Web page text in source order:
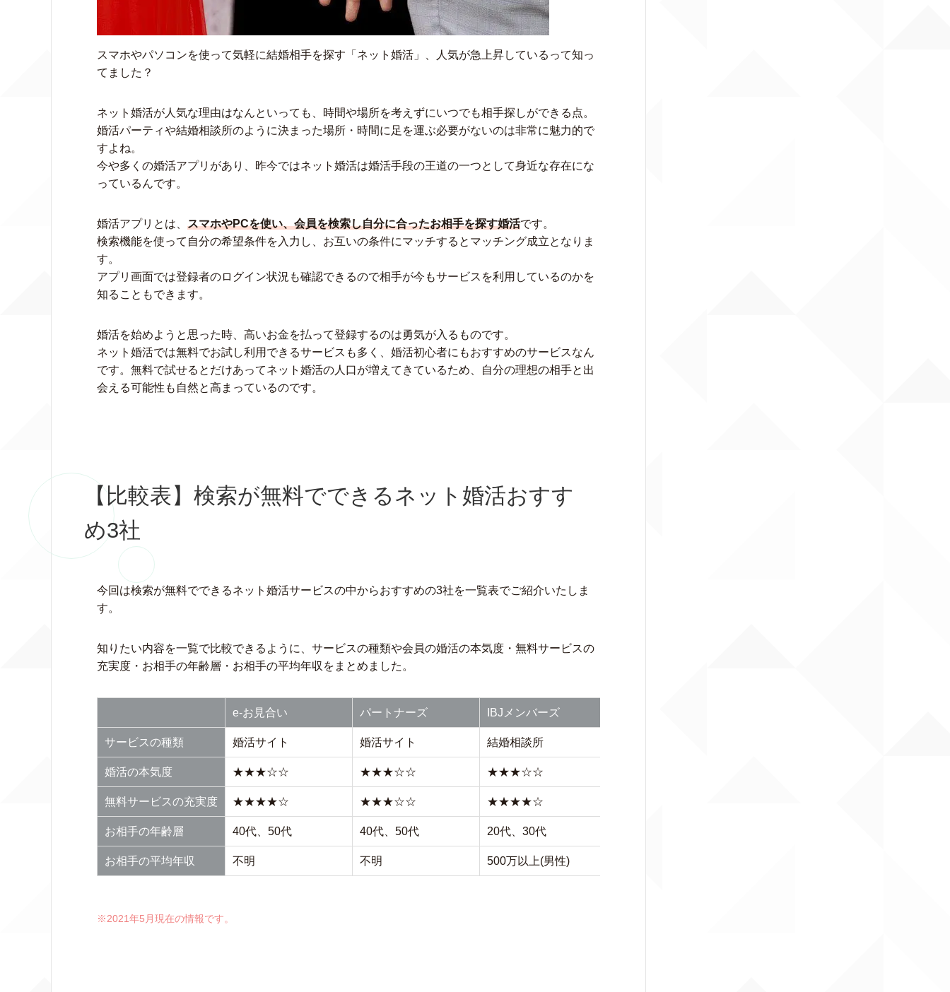
スマホやパソコンを使って気軽に結婚相手を探す「ネット婚活」、人気が急上昇しているって知っ
てました？
ネット婚活が人気な理由はなんといっても、時間や場所を考えずにいつでも相手探しができる点。
婚活パーティや結婚相談所のように決まった場所・時間に足を運ぶ必要がないのは非常に魅力的で
すよね。
今や多くの婚活アプリがあり、昨今ではネット婚活は婚活手段の王道の一つとして身近な存在にな
っているんです。
婚活アプリとは、 スマホやPCを使い、会員を検索し自分に合ったお相手を探す婚活です。
検索機能を使って自分の希望条件を入力し、お互いの条件にマッチするとマッチング成立となりま
す。
アプリ画面では登録者のログイン状況も確認できるので相手が今もサービスを利用しているのかを
知ることもできます。
婚活を始めようと思った時、高いお金を払って登録するのは勇気が入るものです。
ネット婚活では無料でお試し利用できるサービスも多く、婚活初心者にもおすすめのサービスなん
です。無料で試せるとだけあってネット婚活の人口が増えてきているため、自分の理想の相手と出
会える可能性も自然と高まっているのです。
【比較表】検索が無料でできるネット婚活おすす
め3社
今回は検索が無料でできるネット婚活サービスの中からおすすめの3社を一覧表でご紹介いたしま
す。
知りたい内容を一覧で比較できるように、サービスの種類や会員の婚活の本気度・無料サービスの
充実度・お相手の年齢層・お相手の平均年収をまとめました。
e-お見合い パートナーズ IBJメンバーズ
サービスの種類 婚活サイト 婚活サイト 結婚相談所
婚活の本気度 ★★★☆☆ ★★★☆☆ ★★★☆☆
無料サービスの充実度 ★★★★☆ ★★★☆☆ ★★★★☆
お相手の年齢層 40代、50代 40代、50代 20代、30代
お相手の平均年収 不明 不明 500万以上(男性)
※2021年5月現在の情報です。